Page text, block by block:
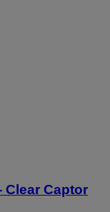
Clear Captor